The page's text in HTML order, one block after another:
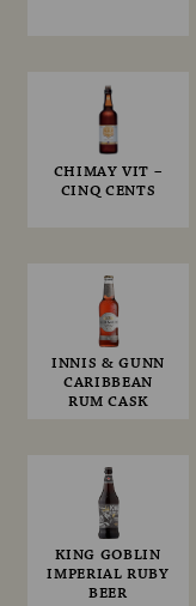
CHIMAY VIT –
CINQ CENTS
INNIS & GUNN
CARIBBEAN
RUM CASK
KING GOBLIN
IMPERIAL RUBY
BEER